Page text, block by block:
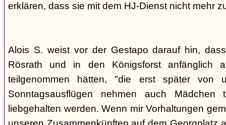
erklären, dass sie mit dem HJ-Dienst nicht mehr
Alois S. weist vor der Gestapo darauf hin,
Rösrath und in den Königsforst anfänglich
teilgenommen hätten, "die erst später von
Sonntagsausflügen nehmen auch
liebgehalten werden. Wenn mir Vorhaltungen